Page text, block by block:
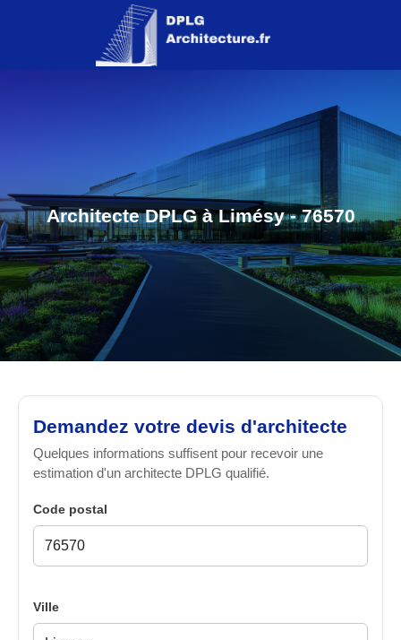
Architecte DPLG à Limésy - 76570
Demandez votre devis d'architecte
Quelques informations suffisent pour recevoir une
estimation d'un architecte DPLG qualifié.
Code postal
Ville